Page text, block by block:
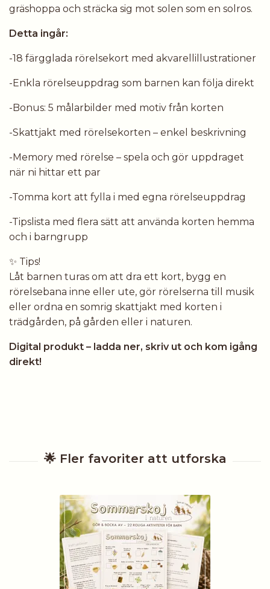
gräshoppa och sträcka sig mot solen som en solros.
Detta ingår:
-18 färgglada rörelsekort med akvarellillustrationer
-Enkla rörelseuppdrag som barnen kan följa direkt
-Bonus: 5 målarbilder med motiv från korten
-Skattjakt med rörelsekorten – enkel beskrivning
-Memory med rörelse – spela och gör uppdraget
när ni hittar ett par
-Tomma kort att fylla i med egna rörelseuppdrag
-Tipslista med flera sätt att använda korten hemma
och i barngrupp
✨ Tips!
Låt barnen turas om att dra ett kort, bygg en
rörelsebana inne eller ute, gör rörelserna till musik
eller ordna en somrig skattjakt med korten i
trädgården, på gården eller i naturen.
Digital produkt – ladda ner, skriv ut och kom igång
direkt!